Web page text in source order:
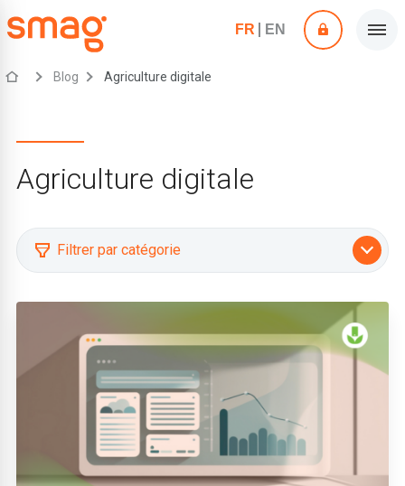
FR EN
Blog Agriculture digitale
Agriculture digitale
Filtrer par catégorie
Agriculture durable et certifications
Décryptage
Entreprises de travaux agricoles (ETA)
Exploitants agricoles
Guides agricoles et livres blancs gratuits
Organisations agricoles